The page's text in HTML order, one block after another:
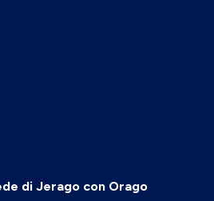
di Jerago con Orago